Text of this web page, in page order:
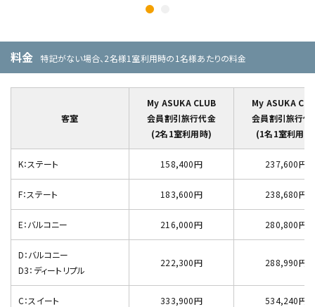
料金 特記がない場合、2名様1室利用時の1名様あたりの料金
客室
My ASUKA CLUB
会員割引旅行代金
(2名1室利用時)
My ASUKA
会員割引旅行代
(1名1室利用
K：ステート 158,400円 237,600円
F：ステート 183,600円 238,680円
E：バルコニー 216,000円 280,800円
D：バルコニー
D3：ディートリプル
222,300円 288,990円
C：スイート 333,900円 534,240円